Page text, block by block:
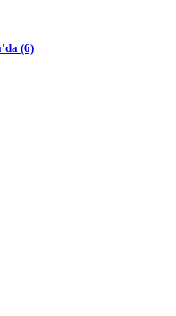
(6)